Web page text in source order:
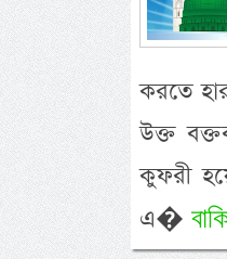
করতে
উক্ত
কুফরী
এ�